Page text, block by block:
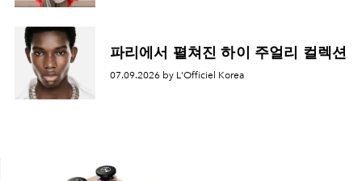
파리에서 펼쳐진 하이 주얼리 컬렉션
07.09.2026 by L'Officiel Korea